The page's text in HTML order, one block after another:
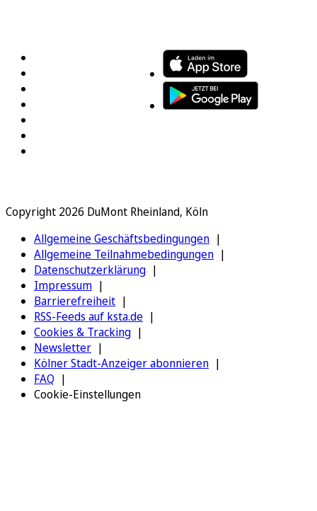
Copyright 2026 DuMont Rheinland, Köln
Allgemeine Geschäftsbedingungen
Allgemeine Teilnahmebedingungen
Datenschutzerklärung
Impressum
Barrierefreiheit
RSS-Feeds auf ksta.de
Cookies & Tracking
Newsletter
Kölner Stadt-Anzeiger abonnieren
FAQ
Cookie-Einstellungen